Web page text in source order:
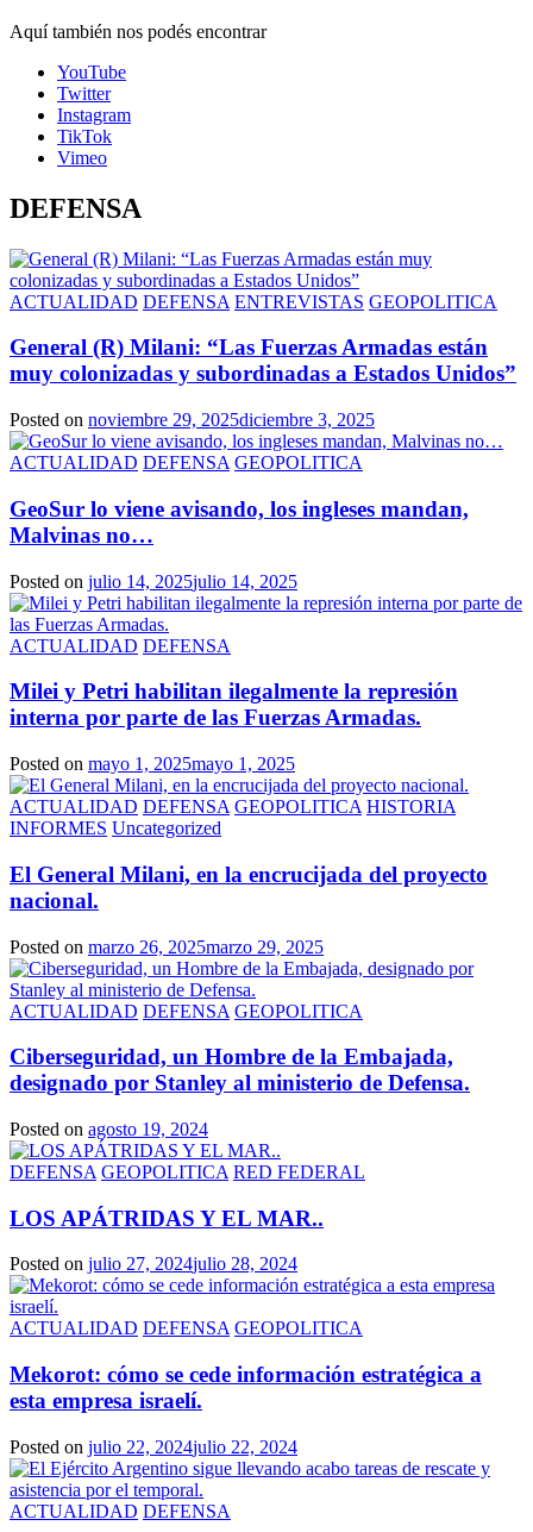
Aquí también nos podés encontrar
YouTube
Twitter
Instagram
TikTok
Vimeo
DEFENSA
ACTUALIDAD DEFENSA ENTREVISTAS GEOPOLITICA
General (R) Milani: “Las Fuerzas Armadas están
muy colonizadas y subordinadas a Estados Unidos”
Posted on noviembre 29, 2025diciembre 3, 2025
ACTUALIDAD DEFENSA GEOPOLITICA
GeoSur lo viene avisando, los ingleses mandan,
Malvinas no…
Posted on julio 14, 2025julio 14, 2025
ACTUALIDAD DEFENSA
Milei y Petri habilitan ilegalmente la represión
interna por parte de las Fuerzas Armadas.
Posted on mayo 1, 2025mayo 1, 2025
ACTUALIDAD DEFENSA GEOPOLITICA HISTORIA
INFORMES Uncategorized
El General Milani, en la encrucijada del proyecto
nacional.
Posted on marzo 26, 2025marzo 29, 2025
ACTUALIDAD DEFENSA GEOPOLITICA
Ciberseguridad, un Hombre de la Embajada,
designado por Stanley al ministerio de Defensa.
Posted on agosto 19, 2024
DEFENSA GEOPOLITICA RED FEDERAL
LOS APÁTRIDAS Y EL MAR..
Posted on julio 27, 2024julio 28, 2024
ACTUALIDAD DEFENSA GEOPOLITICA
Mekorot: cómo se cede información estratégica a
esta empresa israelí.
Posted on julio 22, 2024julio 22, 2024
ACTUALIDAD DEFENSA